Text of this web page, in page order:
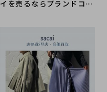
イを売るならブランドコレ
いたします！お得な新規限
定キャンペーンも開催中！